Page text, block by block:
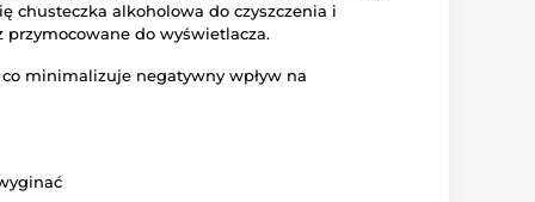
chusteczka alkoholowa do czyszczenia i
przymocowane do wyświetlacza.
minimalizuje negatywny wpływ na